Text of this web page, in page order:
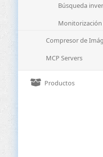
Búsqueda
Compresor de
MCP Servers
Productos